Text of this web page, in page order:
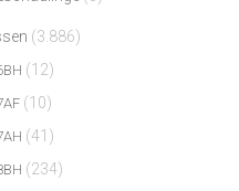
(3.886)
(12)
(10)
(41)
(234)